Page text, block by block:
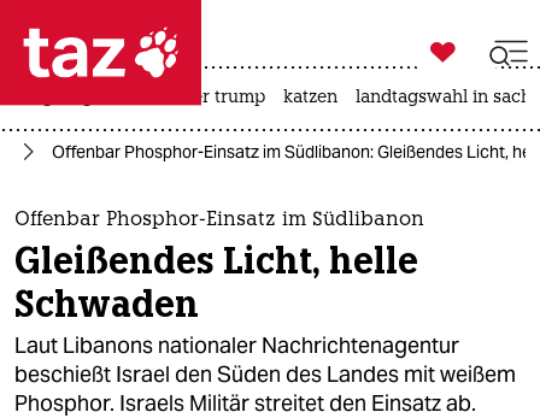
 taz zahl ich
taz zahl ich
themen
politik
öko
gesellschaft

taz zahl ich
usa unter trump katzen landtagswahl in
Offenbar Phosphor-Einsatz im Südlibanon: Gleißendes Licht,
Offenbar Phosphor-Einsatz im Südlibanon
Gleißendes Licht, helle
Schwaden
Laut Libanons nationaler Nachrichtenagentur
beschießt Israel den Süden des Landes mit weißem
Phosphor. Israels Militär streitet den Einsatz ab.